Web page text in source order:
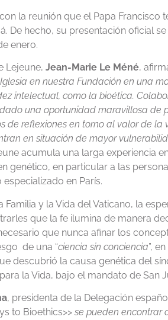
la reunión que el Papa Francisco
De hecho, su presentación oficial
enero.
Lejeune, Jean-Marie Le Méné,
en nuestra Fundación en una
intelectual, como la bioética.
una oportunidad maravillosa de
de reflexiones en torno al valor de la
en situación de mayor
acumula una larga experiencia
genético, en particular a las
en París.
y la Vida del Vaticano, la
que la fe ilumina de manera
que nunca afinar los
de una “ciencia sin conciencia”,
descubrió la causa genética del
la Vida, bajo el mandato de San
, presidenta de la Delegación
to Bioethics>> se pueden encontrar